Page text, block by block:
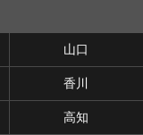
山口
香川
高知